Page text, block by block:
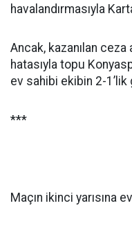
havalandırmasıyla
Ancak, kazanılan ceza
hatasıyla topu
ev sahibi ekibin 2-
***
Maçın ikinci yarısına